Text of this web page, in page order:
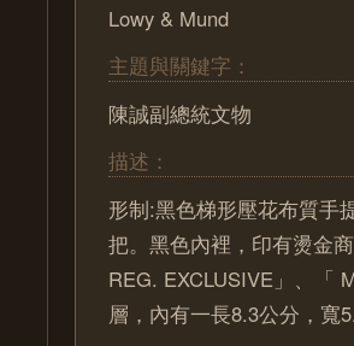
Lowy & Mund
主題與關鍵字：
陳誠副總統文物
描述：
形制:黑色梯形壓花布質手
把。黑色內裡，印有燙金
REG. EXCLUSIVE」、「
層，內有一長8.3公分，寬